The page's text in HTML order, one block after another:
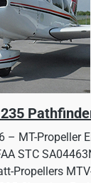
– MT-Propeller
STC
Propellers